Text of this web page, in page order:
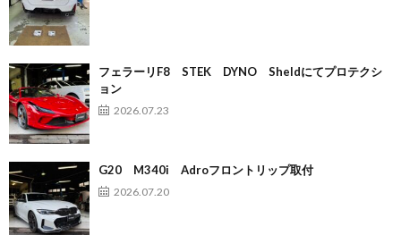
フェラーリF8 STEK DYNO Sheldにてプロテクシ
ョン
2026.07.23
G20 M340i Adroフロントリップ取付
2026.07.20